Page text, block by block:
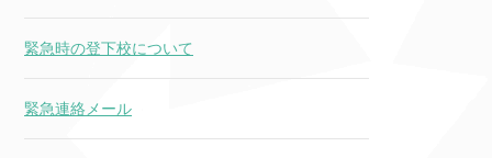
緊急時の登下校について
緊急連絡メール